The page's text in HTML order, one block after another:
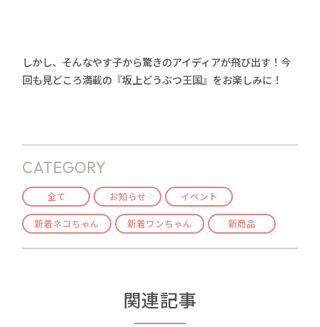
しかし、そんなやす子から驚きのアイディアが飛び出す！今
回も見どころ満載の『坂上どうぶつ王国』をお楽しみに！
CATEGORY
全て お知らせ
イベント
新着ネコちゃん
新着ワンちゃん 新商品
関連記事